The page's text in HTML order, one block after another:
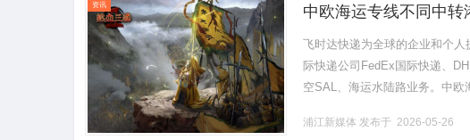
资讯
中欧海运专线不同中
时达快递官网
飞时达快递为全球的企业和个
际快递公司FedEx国际快递、
空SAL、海运水陆路业务。中
浦江新媒体 发布于 2026-05-26